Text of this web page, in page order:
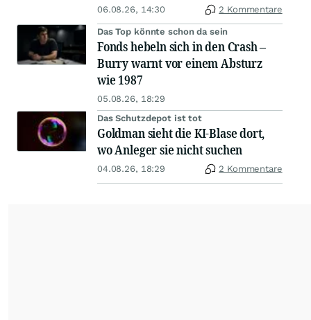
06.08.26, 14:30 2 Kommentare
Das Top könnte schon da sein
Fonds hebeln sich in den Crash –
Burry warnt vor einem Absturz
wie 1987
05.08.26, 18:29
Das Schutzdepot ist tot
Goldman sieht die KI-Blase dort,
wo Anleger sie nicht suchen
04.08.26, 18:29 2 Kommentare